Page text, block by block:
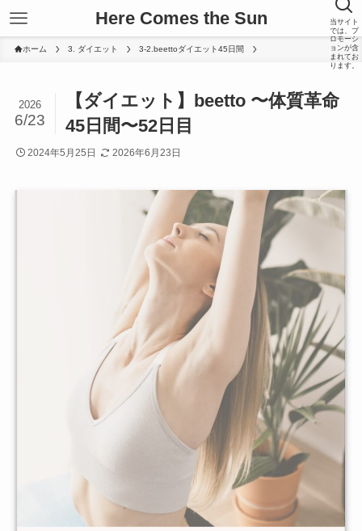
Here Comes the Sun 当サイト
では、プ
ロモーシ
ョンが含
まれてお
ります。
ホーム 3. ダイエット 3-2.beettoダイエット45日間
【ダイエット】beetto 〜体質革命
45日間〜52日目
2026
6/23
2024年5月25日 2026年6月23日